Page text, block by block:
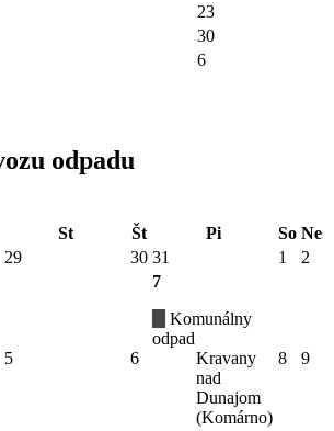
23
30
6
odpadu
St Št Pi So Ne
29 30 31 1 2
5 6
7
Komunálny
odpad
Kravany
nad
Dunajom
(Komárno)
8 9